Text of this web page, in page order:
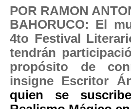
POR RAMON
BAHORUCO: El
4to Festival
tendrán
propósito de
insigne Escritor
quien se